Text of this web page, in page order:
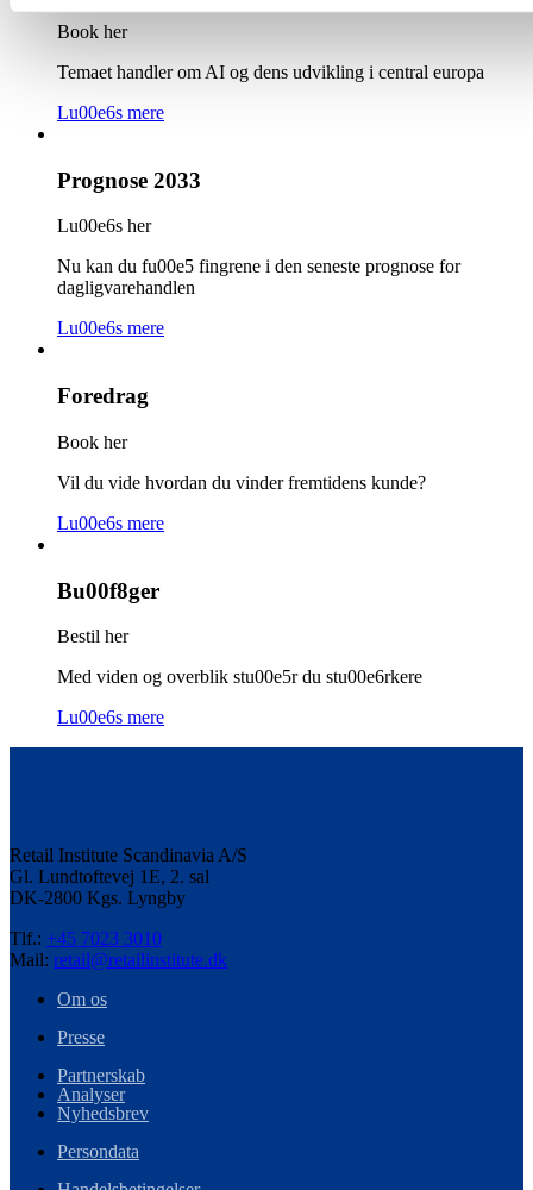
Book her
Temaet handler om AI og dens udvikling i central europa
Lu00e6s mere
Prognose 2033
Lu00e6s her
Nu kan du fu00e5 fingrene i den seneste prognose for
dagligvarehandlen
Lu00e6s mere
Foredrag
Book her
Vil du vide hvordan du vinder fremtidens kunde?
Lu00e6s mere
Bu00f8ger
Bestil her
Med viden og overblik stu00e5r du stu00e6rkere
Lu00e6s mere
Retail Institute Scandinavia A/S
Gl. Lundtoftevej 1E, 2. sal
DK-2800 Kgs. Lyngby
Tlf.: +45 7023 3010
Mail: retail@retailinstitute.dk
Om os
Presse
Partnerskab
Analyser
Nyhedsbrev
Persondata